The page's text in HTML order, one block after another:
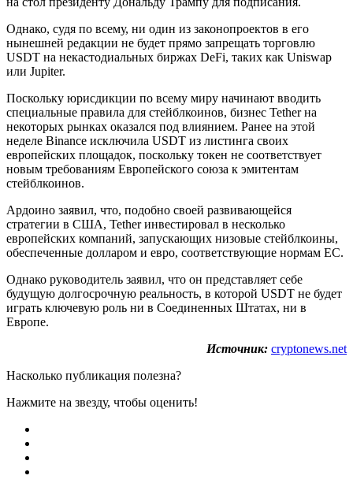
Однако, судя по всему, ни один из законопроектов в его
нынешней редакции не будет прямо запрещать торговлю
USDT на некастодиальных биржах DeFi, таких как Uniswap
или Jupiter.
Поскольку юрисдикции по всему миру начинают вводить
специальные правила для стейблкоинов, бизнес Tether на
некоторых рынках оказался под влиянием. Ранее на этой
неделе Binance исключила USDT из листинга своих
европейских площадок, поскольку токен не соответствует
новым требованиям Европейского союза к эмитентам
стейблкоинов.
Ардоино заявил, что, подобно своей развивающейся
стратегии в США, Tether инвестировал в несколько
европейских компаний, запускающих низовые стейблкоины,
обеспеченные долларом и евро, соответствующие нормам ЕС.
Однако руководитель заявил, что он представляет себе
будущую долгосрочную реальность, в которой USDT не будет
играть ключевую роль ни в Соединенных Штатах, ни в
Европе.
Источник: cryptonews.net
Насколько публикация полезна?
Нажмите на звезду, чтобы оценить!